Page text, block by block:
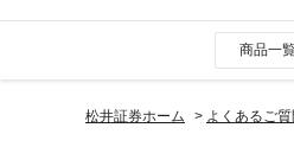
商品一
松井証券ホーム > よくあるご質